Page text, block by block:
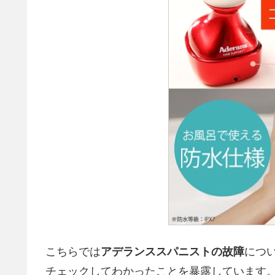
こちらではアデランススパニストの故障につ
チェックしてわかったことを暴露しています